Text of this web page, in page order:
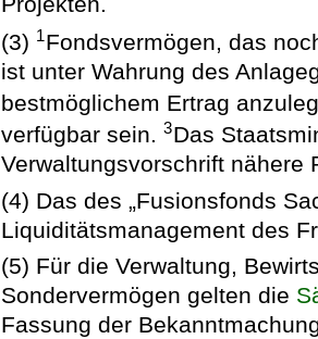
(3) 1Fondsvermögen, das
ist unter Wahrung des
bestmöglichem Ertrag
verfügbar sein.3Das
Verwaltungsvorschrift nähere
(4) Das des „Fusionsfonds
Liquiditätsmanagement des
(5) Für die Verwaltung,
Sondervermögen gelten die
Fassung der